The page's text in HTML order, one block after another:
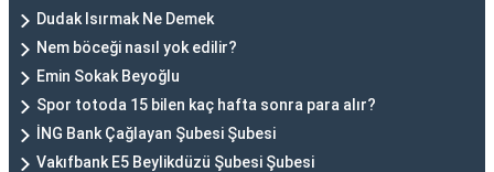
Dudak Isırmak Ne Demek
Nem böceği nasıl yok edilir?
Emin Sokak Beyoğlu
Spor totoda 15 bilen kaç hafta sonra para alır?
İNG Bank Çağlayan Şubesi Şubesi
Vakıfbank E5 Beylikdüzü Şubesi Şubesi